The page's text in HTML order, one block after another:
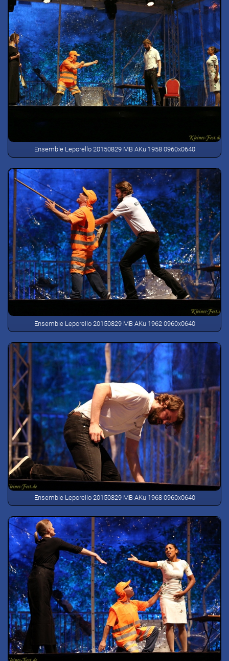
Ensemble Leporello 20150829 MB AKu 1958 0960x0640
Ensemble Leporello 20150829 MB AKu 1962 0960x0640
Ensemble Leporello 20150829 MB AKu 1968 0960x0640